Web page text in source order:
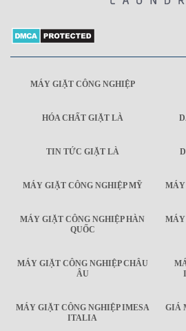
MÁY GIẶT CÔNG NGHIỆP
HÓA CHẤT GIẶT LÀ
TIN TỨC GIẶT LÀ
MÁY GIẶT CÔNG NGHIỆP MỸ MÁY
MÁY GIẶT CÔNG NGHIỆP HÀN
QUỐC
MÁY
MÁY GIẶT CÔNG NGHIỆP CHÂU
ÂU
MÁY GIẶT CÔNG NGHIỆP IMESA
ITALIA
GIÁ